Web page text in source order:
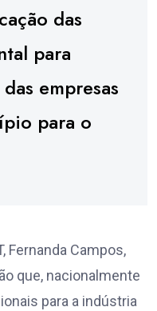
das
para
empresas
para o
Fernanda Campos,
que, nacionalmente
para a indústria